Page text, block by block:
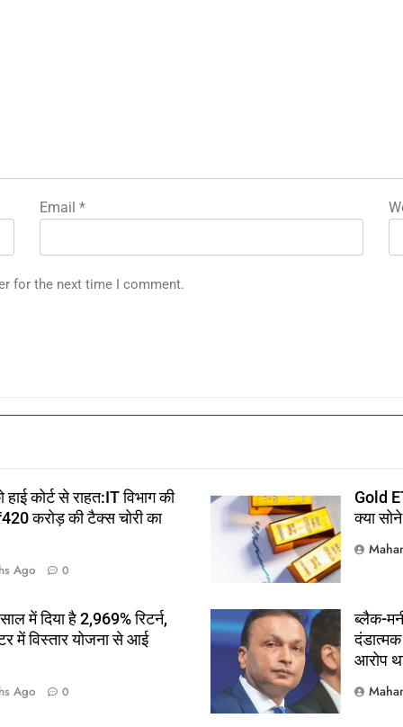
Email*
for the next time I comment.
कोर्ट से राहत:IT विभाग की
करोड़ की टैक्स चोरी का
Ago 0
Gold
क्या
में दिया है 2,969% रिटर्न,
में विस्तार योजना से आई
Ago 0
ब्लैक-
दंडात्मक
आरोप